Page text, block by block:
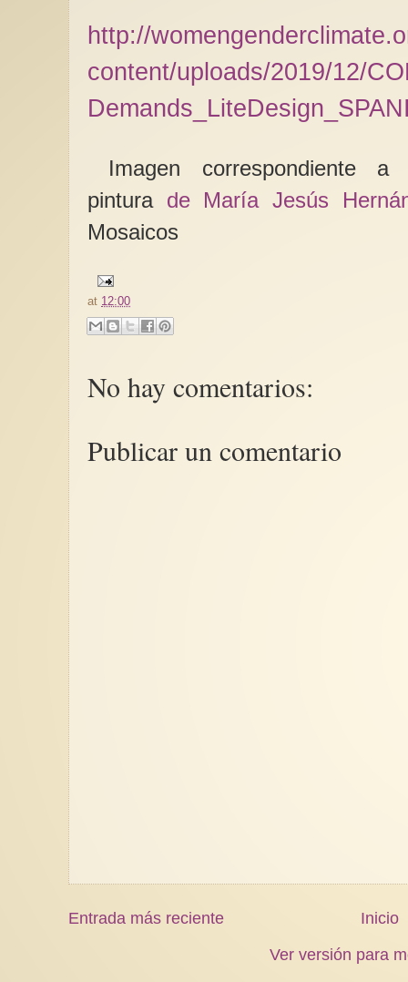
http://
content/uploads/2019/12/
Imagen correspondiente a
pintura de María Jesús
Mosaicos
at 12:00
No hay comentarios:
Publicar un comentario
Entrada más reciente
Inicio
Ver versión para